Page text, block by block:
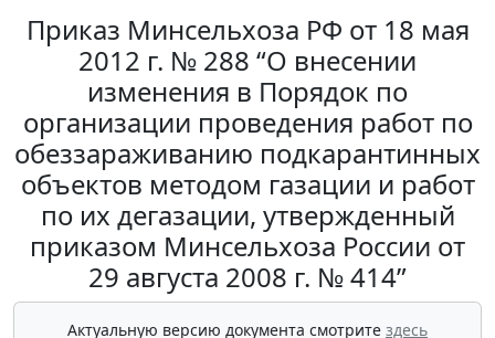
Приказ Минсельхоза РФ от 18 мая
2012 г. № 288 “О внесении
изменения в Порядок по
организации проведения работ по
обеззараживанию подкарантинных
объектов методом газации и работ
по их дегазации, утвержденный
приказом Минсельхоза России от
29 августа 2008 г. № 414”
Актуальную версию документа смотрите здесь